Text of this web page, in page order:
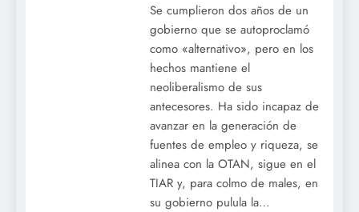
Se cumplieron dos años de un
gobierno que se autoproclamó
como «alternativo», pero en los
hechos mantiene el
neoliberalismo de sus
antecesores. Ha sido incapaz de
avanzar en la generación de
fuentes de empleo y riqueza, se
alinea con la OTAN, sigue en el
TIAR y, para colmo de males, en
su gobierno pulula la…